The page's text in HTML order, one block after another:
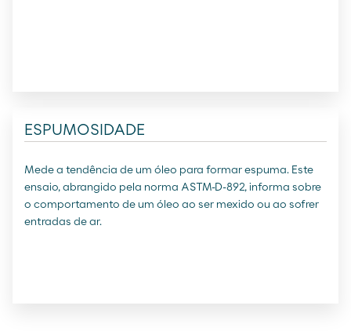
ESPUMOSIDADE
Mede a tendência de um óleo para formar espuma. Este
ensaio, abrangido pela norma ASTM-D-892, informa sobre
o comportamento de um óleo ao ser mexido ou ao sofrer
entradas de ar.